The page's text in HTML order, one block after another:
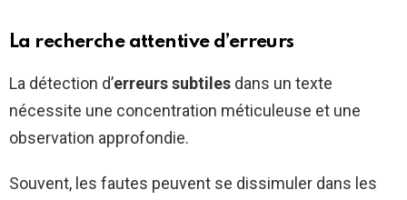
La recherche attentive d’erreurs
La détection d’erreurs subtiles dans un texte
nécessite une concentration méticuleuse et une
observation approfondie.
Souvent, les fautes peuvent se dissimuler dans les